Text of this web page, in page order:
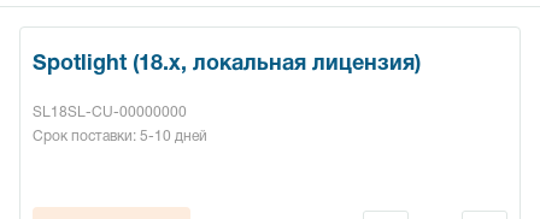
Spotlight (18.x, локальная лицензия)
SL18SL-CU-00000000
Срок поставки: 5-10 дней